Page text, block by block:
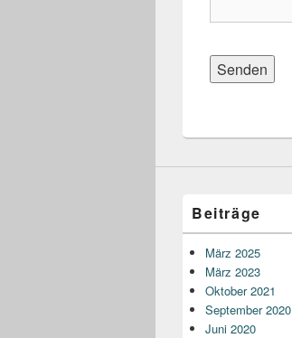
Beiträge
März 2025
März 2023
Oktober 2021
September 2020
Juni 2020